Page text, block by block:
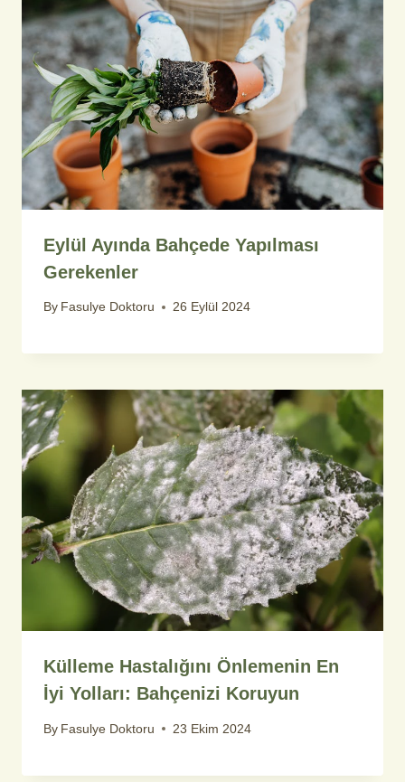
Eylül Ayında Bahçede Yapılması
Gerekenler
By Fasulye Doktoru 26 Eylül 2024
Külleme Hastalığını Önlemenin En
İyi Yolları: Bahçenizi Koruyun
By Fasulye Doktoru 23 Ekim 2024